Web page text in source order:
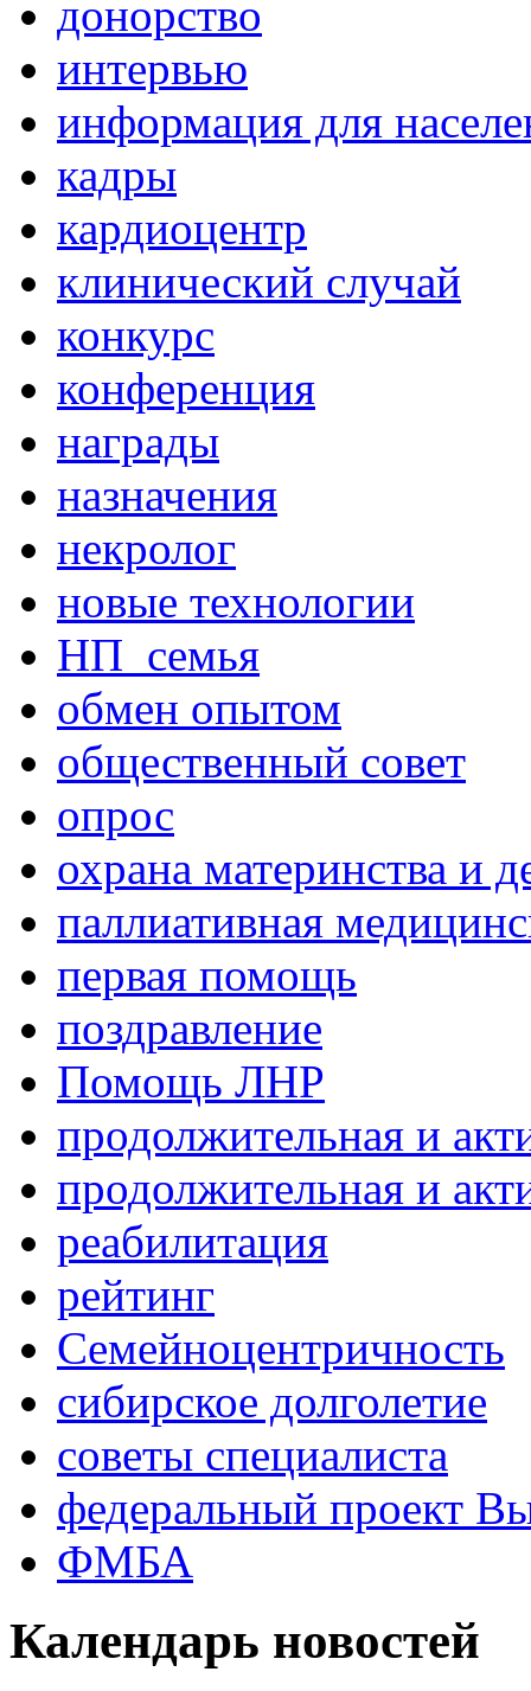
донорство
интервью
информация для
кадры
кардиоцентр
клинический случай
конкурс
конференция
награды
назначения
некролог
новые технологии
НП_семья
обмен опытом
общественный совет
опрос
охрана материнства и
паллиативная
первая помощь
поздравление
Помощь ЛНР
продолжительная и
продолжительная и
реабилитация
рейтинг
Семейноцентричность
сибирское долголетие
советы специалиста
федеральный проект
ФМБА
Календарь новостей